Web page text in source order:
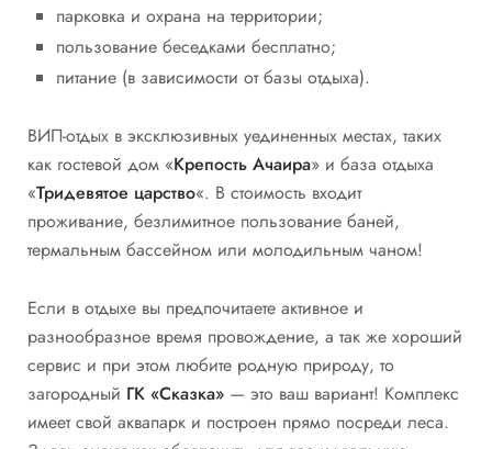
парковка и охрана на территории;
пользование беседками бесплатно;
питание (в зависимости от базы отдыха).
ВИП-отдых в эксклюзивных уединенных местах, таких
как гостевой дом «Крепость Ачаира» и база отдыха
«Тридевятое царство«. В стоимость входит
проживание, безлимитное пользование баней,
термальным бассейном или молодильным чаном!
Если в отдыхе вы предпочитаете активное и
разнообразное время провождение, а так же хороший
сервис и при этом любите родную природу, то
загородный ГК «Сказка» — это ваш вариант! Комплекс
имеет свой аквапарк и построен прямо посреди леса.